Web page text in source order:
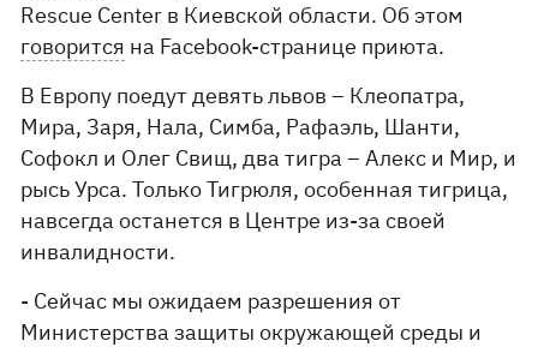
Rescue Center в Киевской области. Об этом
говорится на Facebook-странице приюта.
В Европу поедут девять львов – Клеопатра,
Мира, Заря, Нала, Симба, Рафаэль, Шанти,
Софокл и Олег Свищ, два тигра – Алекс и Мир, и
рысь Урса. Только Тигрюля, особенная тигрица,
навсегда останется в Центре из-за своей
инвалидности.
- Сейчас мы ожидаем разрешения от
Министерства защиты окружающей среды и